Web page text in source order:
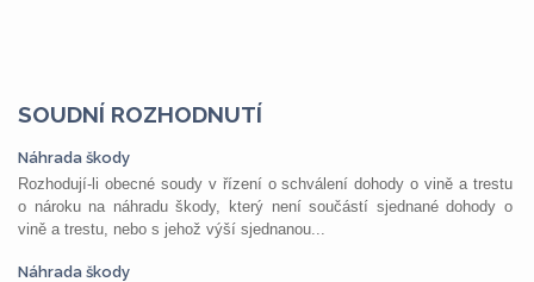
SOUDNÍ ROZHODNUTÍ
Náhrada škody
Rozhodují-li obecné soudy v řízení o schválení dohody o vině a trestu
o nároku na náhradu škody, který není součástí sjednané dohody o
vině a trestu, nebo s jehož výší sjednanou...
Náhrada škody